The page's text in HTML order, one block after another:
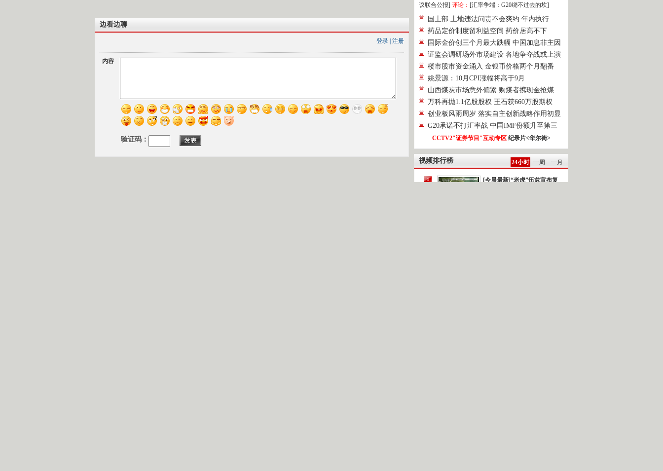
边看边聊
登录 | 注册
内容
验证码：
议联合公报] 评论： [汇率争端：G20绕不过去的坎]
国土部:土地违法问责不会爽约 年内执行
药品定价制度留利益空间 药价居高不下
国际金价创三个月最大跌幅 中国加息非主因
证监会调研场外市场建设 各地争夺战或上演
楼市股市资金涌入 金银币价格两个月翻番
姚景源：10月CPI涨幅将高于9月
山西煤炭市场意外偏紧 购煤者携现金抢煤
万科再抛1.1亿股股权 王石获660万股期权
创业板风雨周岁 落实自主创新战略作用初显
G20承诺不打汇率战 中国IMF份额升至第三
CCTV2"证券节目"互动专区 纪录片<华尔街>
视频排行榜 24小时 一周 一月
1
[今晨最新]“老虎”伍兹宣布复